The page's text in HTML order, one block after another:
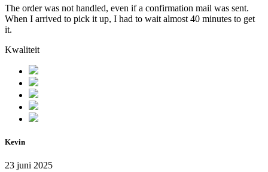
The order was not handled, even if a confirmation mail was sent.
When I arrived to pick it up, I had to wait almost 40 minutes to get
it.
Kwaliteit
Kevin
23 juni 2025